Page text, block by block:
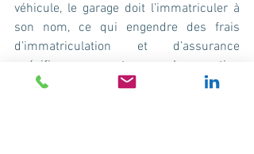
véhicule, le garage doit l’immatriculer à
son nom, ce qui engendre des frais
d’immatriculation et d’assurance
spécifique pour cet usage. La question
de la prise en charge de ces frais reste